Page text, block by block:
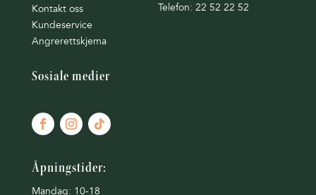
Kontakt oss
Kundeservice
Angrerettskjema
Telefon: 22 52 22 52
Sosiale medier
Åpningstider:
Mandag: 10-18